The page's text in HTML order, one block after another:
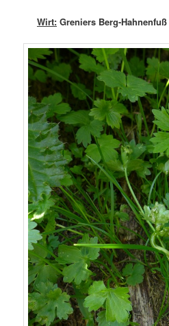
Wirt: Greniers Berg-Hahnenfuß